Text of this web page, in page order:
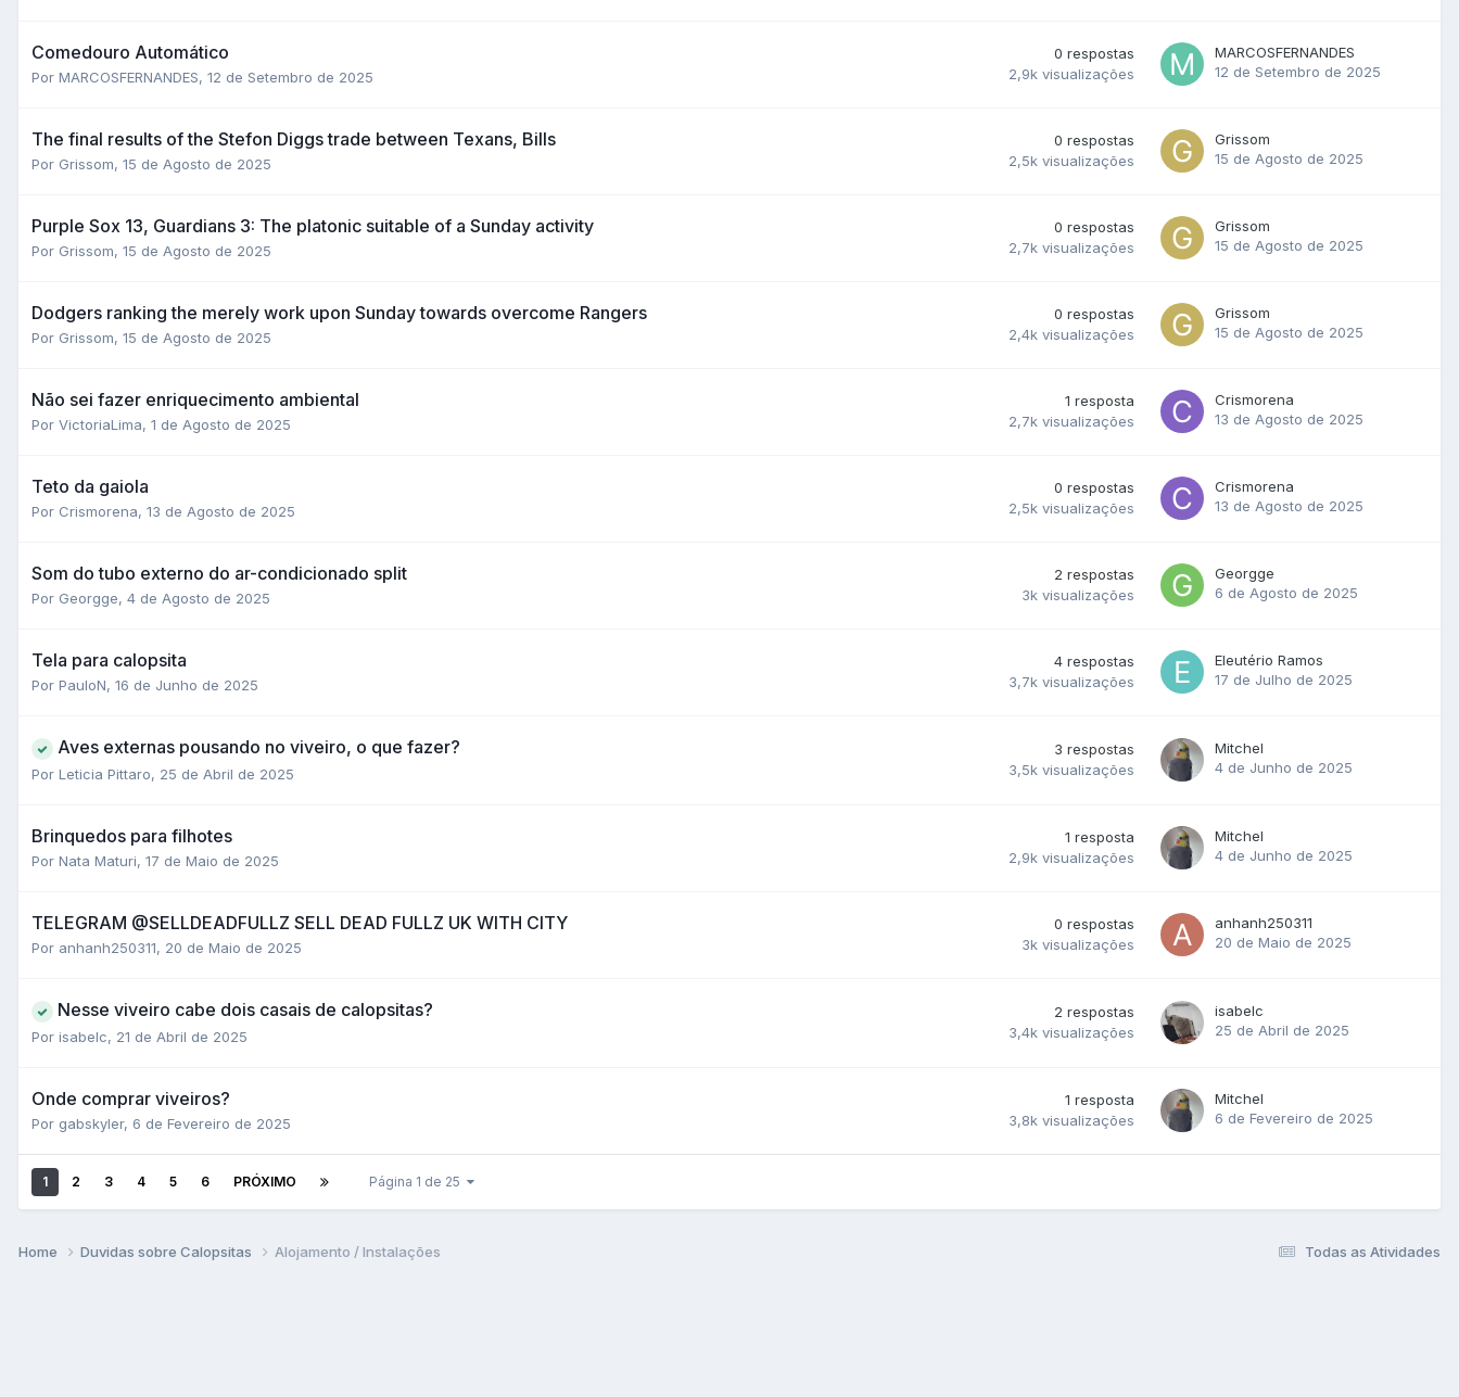
Comedouro Automático
Por MARCOSFERNANDES, 12 de Setembro de 2025
0 respostas
2,9k visualizações
MARCOSFERNANDES
12 de Setembro de 2025
The final results of the Stefon Diggs trade between Texans, Bills
Por Grissom, 15 de Agosto de 2025
0 respostas
2,5k visualizações
Grissom
15 de Agosto de 2025
Purple Sox 13, Guardians 3: The platonic suitable of a Sunday activity
Por Grissom, 15 de Agosto de 2025
0 respostas
2,7k visualizações
Grissom
15 de Agosto de 2025
Dodgers ranking the merely work upon Sunday towards overcome Rangers
Por Grissom, 15 de Agosto de 2025
0 respostas
2,4k visualizações
Grissom
15 de Agosto de 2025
Não sei fazer enriquecimento ambiental
Por VictoriaLima, 1 de Agosto de 2025
1 resposta
2,7k visualizações
Crismorena
13 de Agosto de 2025
Teto da gaiola
Por Crismorena, 13 de Agosto de 2025
0 respostas
2,5k visualizações
Crismorena
13 de Agosto de 2025
Som do tubo externo do ar-condicionado split
Por Georgge, 4 de Agosto de 2025
2 respostas
3k visualizações
Georgge
6 de Agosto de 2025
Tela para calopsita
Por PauloN, 16 de Junho de 2025
4 respostas
3,7k visualizações
Eleutério Ramos
17 de Julho de 2025
Aves externas pousando no viveiro, o que fazer?
Por Leticia Pittaro, 25 de Abril de 2025
3 respostas
3,5k visualizações
Mitchel
4 de Junho de 2025
Brinquedos para filhotes
Por Nata Maturi, 17 de Maio de 2025
1 resposta
2,9k visualizações
Mitchel
4 de Junho de 2025
TELEGRAM @SELLDEADFULLZ SELL DEAD FULLZ UK WITH CITY
Por anhanh250311, 20 de Maio de 2025
0 respostas
3k visualizações
anhanh250311
20 de Maio de 2025
Nesse viveiro cabe dois casais de calopsitas?
Por isabelc, 21 de Abril de 2025
2 respostas
3,4k visualizações
isabelc
25 de Abril de 2025
Onde comprar viveiros?
Por gabskyler, 6 de Fevereiro de 2025
1 resposta
3,8k visualizações
Mitchel
6 de Fevereiro de 2025
1 2 3 4 5 6 PRÓXIMO Página 1 de 25
Todas as Atividades
Home Duvidas sobre Calopsitas Alojamento / Instalações